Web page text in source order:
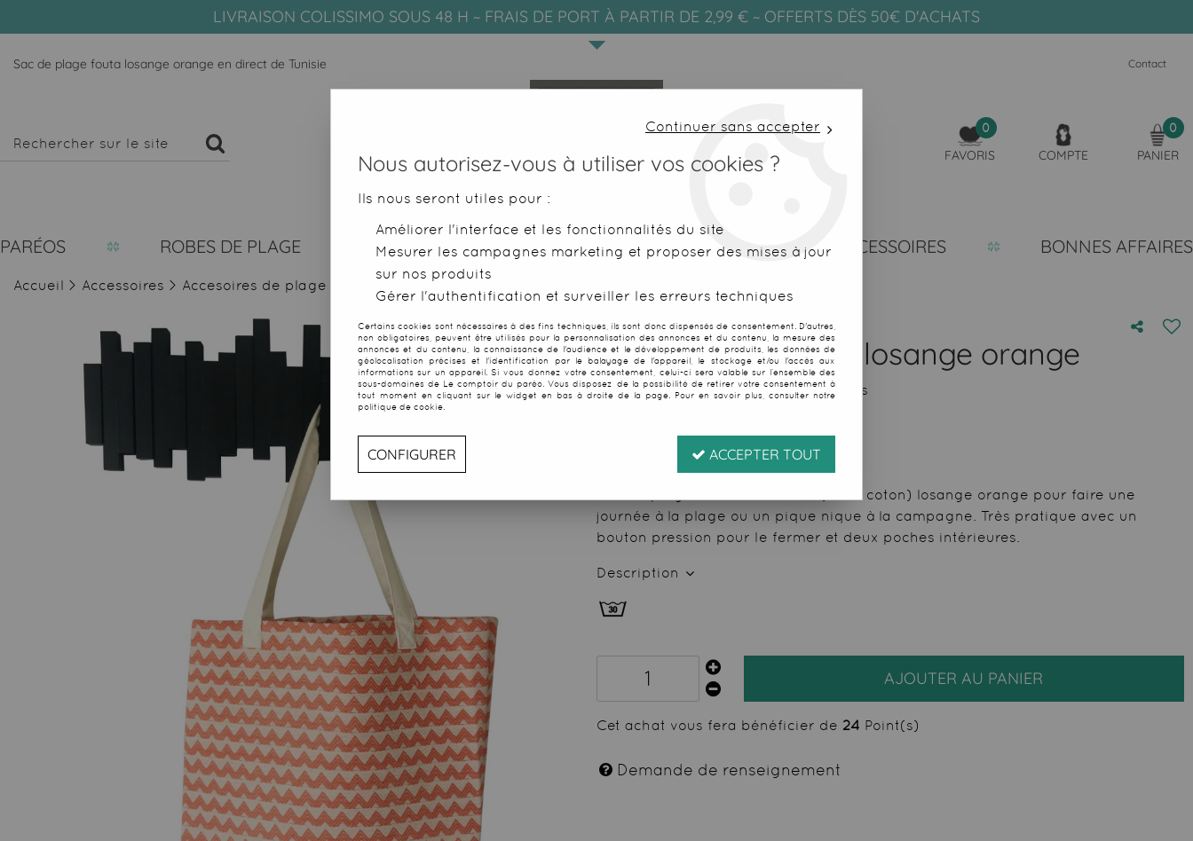
LIVRAISON COLISSIMO SOUS 48 H ~ FRAIS DE PORT À PARTIR DE 2,99 € ~ OFFERTS DÈS 50€ D'ACHATS
Sac de plage fouta losange orange en direct de Tunisie Contact
0
FAVORIS COMPTE
0
PANIER
PARÉOS ROBES DE PLAGE SERVIETTES DE PLAGE FOUTAS ACCESSOIRES BONNES AFFAIRES
Accueil > Accessoires > Accesoires de plage Sacs de plage
Sac de plage fouta losange orange
1Avis Donnez votre avis
€TTC
Sac de plage en matière fouta (100% coton) losange orange pour faire une
journée à la plage ou un pique nique à la campagne. Très pratique avec un
bouton pression pour le fermer et deux poches intérieures.
Description
AJOUTER AU PANIER
Cet achat vous fera bénéficier de 24 Point(s)
Demande de renseignement
Continuer sans accepter
Nous autorisez-vous à utiliser vos cookies ?
Ils nous seront utiles pour :
Améliorer l'interface et les fonctionnalités du site
Mesurer les campagnes marketing et proposer des mises à jour
sur nos produits
Gérer l'authentification et surveiller les erreurs techniques
Certains cookies sont nécessaires à des fins techniques, ils sont donc dispensés de consentement. D'autres,
non obligatoires, peuvent être utilisés pour la personnalisation des annonces et du contenu, la mesure des
annonces et du contenu, la connaissance de l'audience et le développement de produits, les données de
géolocalisation précises et l'identification par le balayage de l'appareil, le stockage et/ou l'accès aux
informations sur un appareil. Si vous donnez votre consentement, celui-ci sera valable sur l’ensemble des
sous-domaines de Le comptoir du paréo. Vous disposez de la possibilité de retirer votre consentement à
tout moment en cliquant sur le widget en bas à droite de la page. Pour en savoir plus, consulter notre
politique de cookie.
CONFIGURER ACCEPTER TOUT